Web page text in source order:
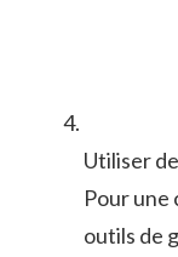
Utiliser
Pour​
outils de‍